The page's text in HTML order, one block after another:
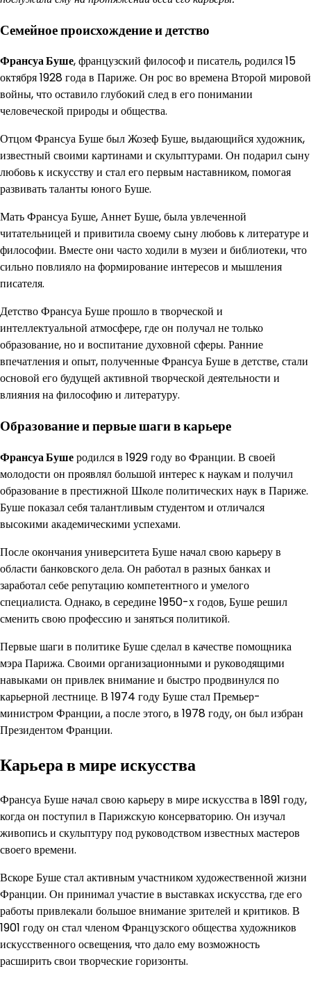
Семейное происхождение и детство
Франсуа Буше, французский философ и писатель, родился 15
октября 1928 года в Париже. Он рос во времена Второй мировой
войны, что оставило глубокий след в его понимании
человеческой природы и общества.
Отцом Франсуа Буше был Жозеф Буше, выдающийся художник,
известный своими картинами и скульптурами. Он подарил сыну
любовь к искусству и стал его первым наставником, помогая
развивать таланты юного Буше.
Мать Франсуа Буше, Аннет Буше, была увлеченной
читательницей и привитила своему сыну любовь к литературе и
философии. Вместе они часто ходили в музеи и библиотеки, что
сильно повлияло на формирование интересов и мышления
писателя.
Детство Франсуа Буше прошло в творческой и
интеллектуальной атмосфере, где он получал не только
образование, но и воспитание духовной сферы. Ранние
впечатления и опыт, полученные Франсуа Буше в детстве, стали
основой его будущей активной творческой деятельности и
влияния на философию и литературу.
Образование и первые шаги в карьере
Франсуа Бушеродился в 1929 году во Франции. В своей
молодости он проявлял большой интерес к наукам и получил
образование в престижной Школе политических наук в Париже.
Буше показал себя талантливым студентом и отличался
высокими академическими успехами.
После окончания университета Буше начал свою карьеру в
области банковского дела. Он работал в разных банках и
заработал себе репутацию компетентного и умелого
специалиста. Однако, в середине 1950-х годов, Буше решил
сменить свою профессию и заняться политикой.
Первые шаги в политике Буше сделал в качестве помощника
мэра Парижа. Своими организационными и руководящими
навыками он привлек внимание и быстро продвинулся по
карьерной лестнице. В 1974 году Буше стал Премьер-
министром Франции, а после этого, в 1978 году, он был избран
Президентом Франции.
Карьера в мире искусства
Франсуа Буше начал свою карьеру в мире искусства в 1891 году,
когда он поступил в Парижскую консерваторию. Он изучал
живопись и скульптуру под руководством известных мастеров
своего времени.
Вскоре Буше стал активным участником художественной жизни
Франции. Он принимал участие в выставках искусства, где его
работы привлекали большое внимание зрителей и критиков. В
1901 году он стал членом Французского общества художников
искусственного освещения, что дало ему возможность
расширить свои творческие горизонты.